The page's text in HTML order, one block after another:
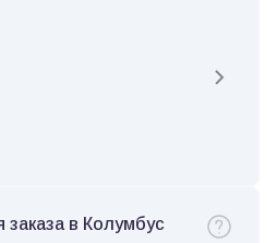
в Колумбус